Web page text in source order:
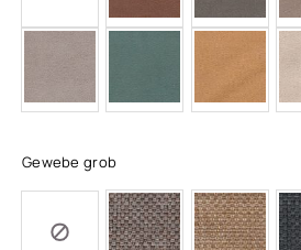
Gewebe grob